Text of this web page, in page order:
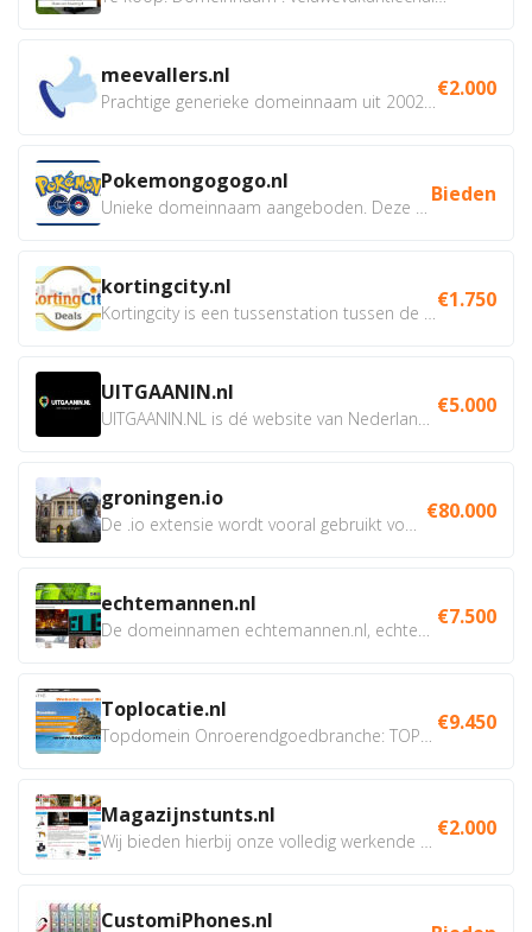
meevallers.nl €2.000
Pokemongogogo.nl Bieden
kortingcity.nl €1.750
UITGAANIN.nl €5.000
groningen.io €80.000
echtemannen.nl €7.500
Toplocatie.nl €9.450
Magazijnstunts.nl €2.000
CustomiPhones.nl